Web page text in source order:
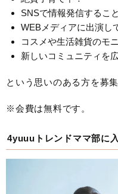
SNSで情報発信するこ
WEBメディアに出演し
コスメや生活雑貨のモ
新しいコミュニティを
という思いのある方を募
※会費は無料です。
4yuuuトレンドママ部に